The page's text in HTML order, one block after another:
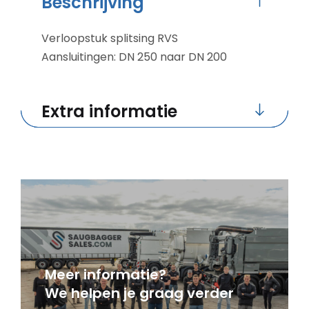
Meer informatie?
We helpen je graag verder
Verloopstuk splitsing RVS
Aansluitingen: DN 250 naar DN 200
Extra informatie